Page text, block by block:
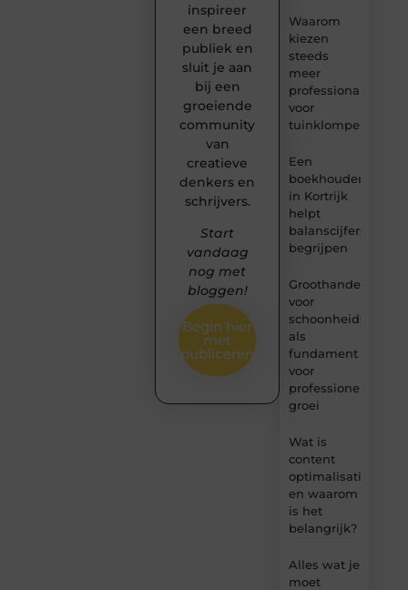
Waarom
kiezen
steeds
meer
professionals
voor
tuinklompen?
Een
boekhouder
in Kortrijk
helpt
balanscijfers
begrijpen
Groothandel
voor
als
fundament
voor
professionele
groei
Wat is
content
optimalisatie
en waarom
is het
belangrijk?
Alles wat je
moet
inspireer
een breed
publiek en
sluit je aan
bij een
groeiende
community
van
creatieve
denkers en
schrijvers.
Start
vandaag
nog met
bloggen!
Begin hier
met
publiceren